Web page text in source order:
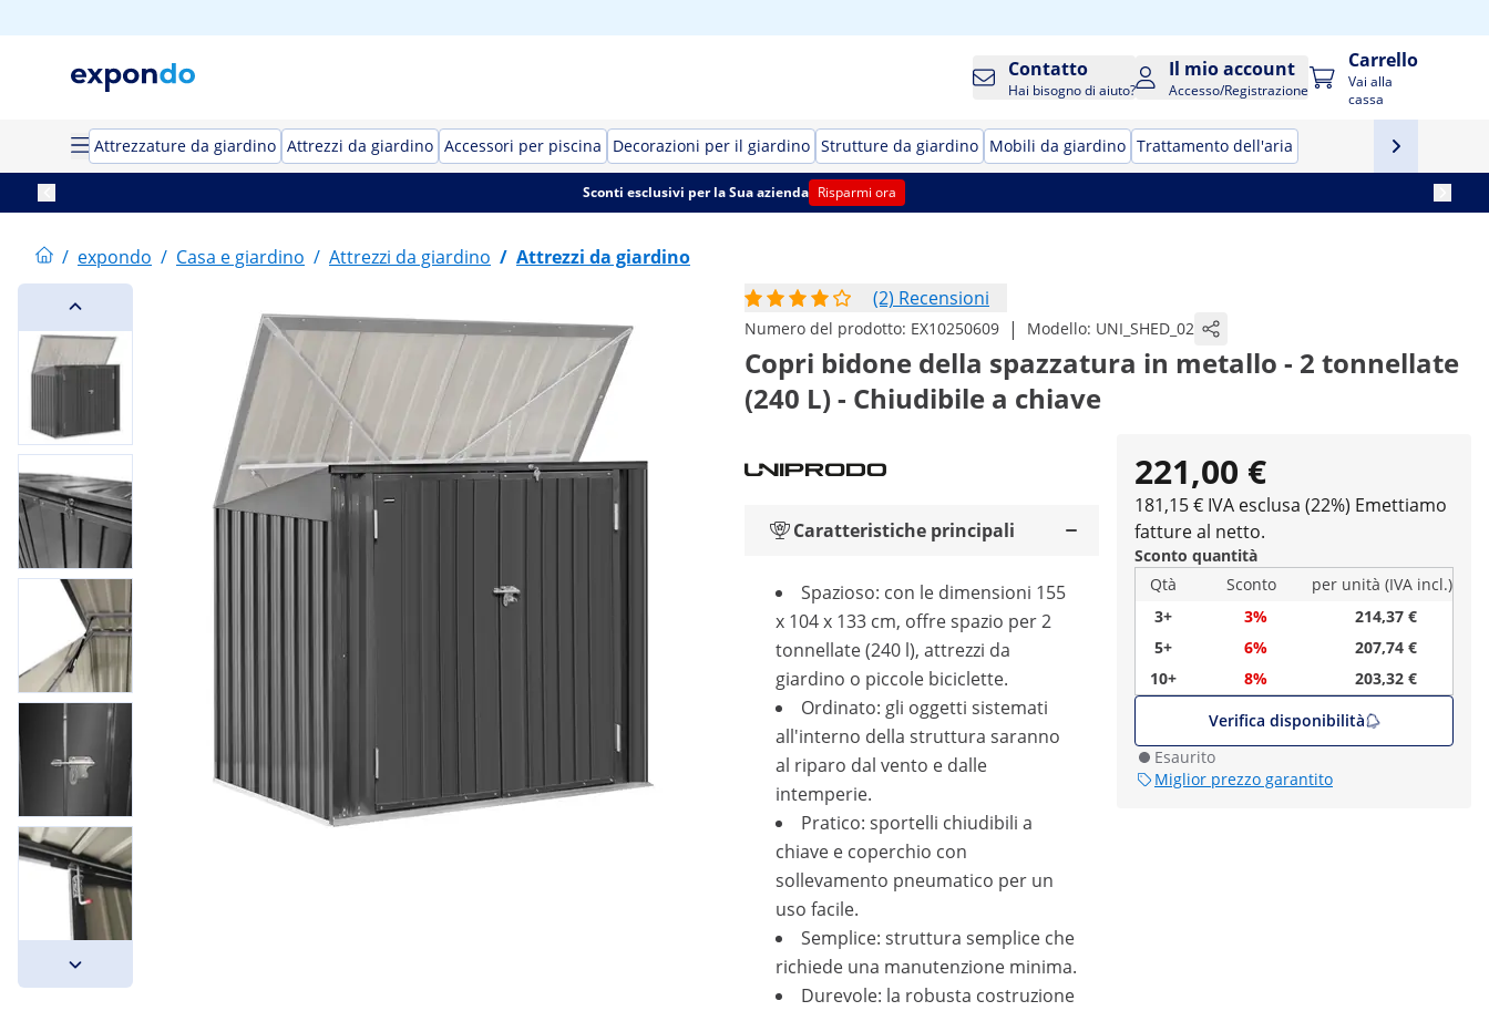
Contatto
Hai bisogno di aiuto?
Il mio account
Accesso/Registrazione
Carrello
Vai alla
cassa
Attrezzature da giardino Attrezzi da giardino Accessori per piscina Decorazioni per il giardino Strutture da giardino Mobili da giardino Trattamento dell'aria
Sconti esclusivi per la Sua azienda Risparmi ora
/ expondo / Casa e giardino / Attrezzi da giardino / Attrezzi da giardino
(2) Recensioni
Numero del prodotto: EX10250609 | Modello: UNI_SHED_02
Copri bidone della spazzatura in metallo - 2 tonnellate
(240 L) - Chiudibile a chiave
221,00 €
181,15 € IVA esclusa (22%) Emettiamo
fatture al netto.
Sconto quantità
Qtà
Sconto
per unità (IVA incl.)
3+
3%
214,37 €
5+
6%
207,74 €
10+
8%
203,32 €
Verifica disponibilità
Esaurito
Miglior prezzo garantito
Caratteristiche principali
Spazioso: con le dimensioni 155
x 104 x 133 cm, offre spazio per 2
tonnellate (240 l), attrezzi da
giardino o piccole biciclette.
Ordinato: gli oggetti sistemati
all'interno della struttura saranno
al riparo dal vento e dalle
intemperie.
Pratico: sportelli chiudibili a
chiave e coperchio con
sollevamento pneumatico per un
uso facile.
Semplice: struttura semplice che
richiede una manutenzione minima.
Durevole: la robusta costruzione